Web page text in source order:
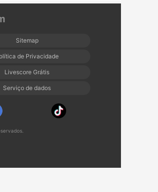
Sitemap
de Privacidade
Livescore Grátis
Serviço de dados